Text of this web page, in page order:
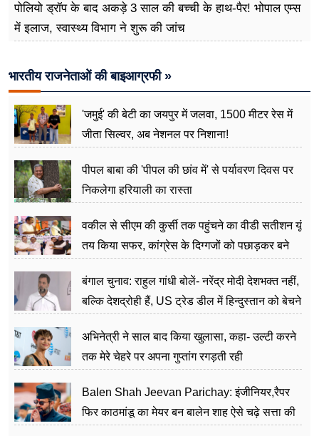
पोलियो ड्रॉप के बाद अकड़े 3 साल की बच्ची के हाथ-पैर! भोपाल एम्स
में इलाज, स्वास्थ्य विभाग ने शुरू की जांच
भारतीय राजनेताओं की बाइआग्रफी »
'जमुई' की बेटी का जयपुर में जलवा, 1500 मीटर रेस में
जीता सिल्वर, अब नेशनल पर निशाना!
पीपल बाबा की 'पीपल की छांव में' से पर्यावरण दिवस पर
निकलेगा हरियाली का रास्ता
वकील से सीएम की कुर्सी तक पहुंचने का वीडी सतीशन यूं
तय किया सफर, कांग्रेस के दिग्गजों को पछाड़कर बने
बंगाल चुनाव: राहुल गांधी बोलें- नरेंद्र मोदी देशभक्त नहीं,
बल्कि देशद्रोही हैं, US ट्रेड डील में हिन्दुस्तान को बेचने
अभिनेत्री ने साल बाद किया खुलासा, कहा- उल्टी करने
तक मेरे चेहरे पर अपना गुप्तांग रगड़ती रही
Balen Shah Jeevan Parichay: इंजीनियर,रैपर
फिर काठमांडू का मेयर बन बालेन शाह ऐसे चढ़े सत्ता की